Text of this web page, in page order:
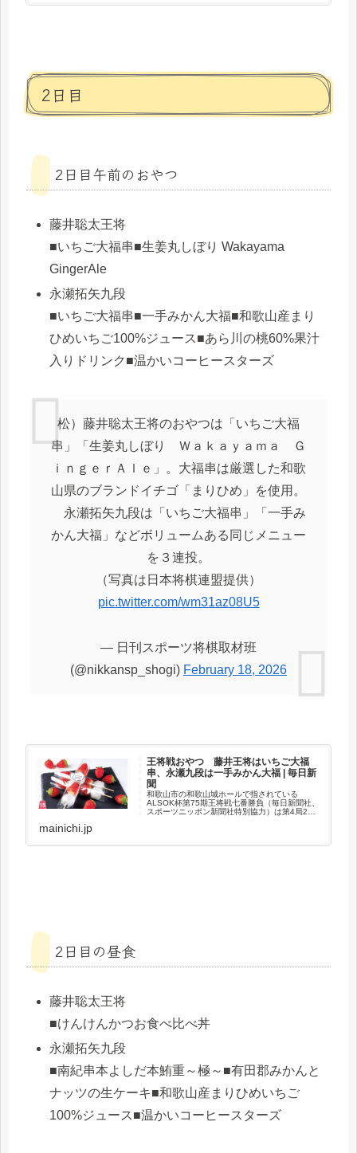
2日目
2日目午前のおやつ
藤井聡太王将
■いちご大福串■生姜丸しぼり Wakayama
GingerAle
永瀬拓矢九段
■いちご大福串■一手みかん大福■和歌山産まり
ひめいちご100%ジュース■あら川の桃60%果汁
入りドリンク■温かいコーヒースターズ
松）藤井聡太王将のおやつは「いちご大福
串」「生姜丸しぼり Ｗａｋａｙａｍａ Ｇ
ｉｎｇｅｒＡｌｅ」。大福串は厳選した和歌
山県のブランドイチゴ「まりひめ」を使用。
永瀬拓矢九段は「いちご大福串」「一手み
かん大福」などボリュームある同じメニュー
を３連投。
（写真は日本将棋連盟提供）
pic.twitter.com/wm31az08U5
— 日刊スポーツ将棋取材班
(@nikkansp_shogi) February 18, 2026
王将戦おやつ 藤井王将はいちご大福
串、永瀬九段は一手みかん大福 | 毎日新
聞
和歌山市の和歌山城ホールで指されている
ALSOK杯第75期王将戦七番勝負（毎日新聞社、
スポーツニッポン新聞社特別協力）は第4局2日
mainichi.jp
2日目の昼食
藤井聡太王将
■けんけんかつお食べ比べ丼
永瀬拓矢九段
■南紀串本よしだ本鮪重～極～■有田郡みかんと
ナッツの生ケーキ■和歌山産まりひめいちご
100%ジュース■温かいコーヒースターズ